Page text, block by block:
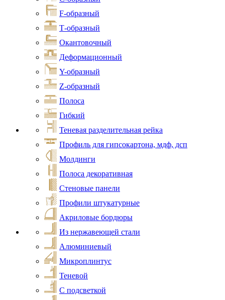
F-образный
Т-образный
Окантовочный
Деформационный
Y-образный
Z-образный
Полоса
Гибкий
Теневая разделительная рейка
Профиль для гипсокартона, мдф, дсп
Молдинги
Полоса декоративная
Стеновые панели
Профили штукатурные
Акриловые бордюры
Из нержавеющей стали
Алюминиевый
Микроплинтус
Теневой
С подсветкой